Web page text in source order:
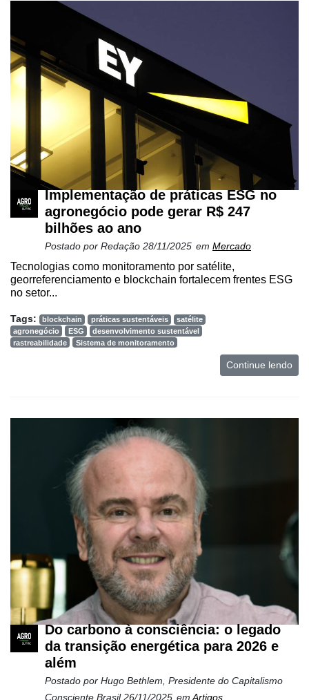
Implementação de práticas ESG no
agronegócio pode gerar R$ 247
bilhões ao ano
Postado por Redação 28/11/2025 em Mercado
Tecnologias como monitoramento por satélite,
georreferenciamento e blockchain fortalecem frentes ESG
no setor...
Tags: blockchain práticas sustentáveis
satélite
agronegócio
ESG
desenvolvimento sustentável
rastreabilidade
Sistema de monitoramento
Continue lendo
Do carbono à consciência: o legado
da transição energética para 2026 e
além
Postado por Hugo Bethlem, Presidente do Capitalismo
Consciente Brasil26/11/2025 em Artigos